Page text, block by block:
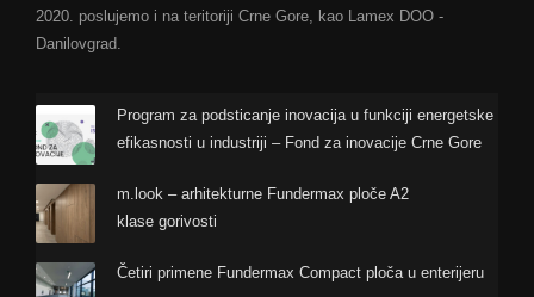
2020. poslujemo i na teritoriji Crne Gore, kao Lamex DOO -
Danilovgrad.
Program za podsticanje inovacija u funkciji energetske
efikasnosti u industriji – Fond za inovacije Crne Gore
m.look – arhitekturne Fundermax ploče A2
klase gorivosti
Četiri primene Fundermax Compact ploča u enterijeru